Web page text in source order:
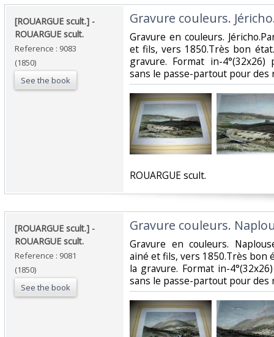
‎[ROUARGUE scult.] - ‎
‎ROUARGUE scult.‎
Reference : 9083
(1850)
See the book
‎Gravure couleurs.
‎Gravure en couleurs.
et fils, vers 1850.Très bon
gravure. Format in-
sans le passe-partout pour des
‎ROUARGUE scult. ‎
‎[ROUARGUE scult.] - ‎
‎ROUARGUE scult.‎
Reference : 9081
(1850)
See the book
‎Gravure couleurs.
‎Gravure en couleurs.
ainé et fils, vers 1850.Très bon
la gravure. Format in-
sans le passe-partout pour des